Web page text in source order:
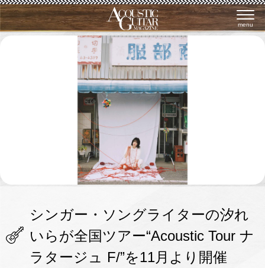
menu
シンガー・ソングライターの汐れ
いらが全国ツアー“Acoustic Tour ナ
ラタージュ F/”を11月より開催